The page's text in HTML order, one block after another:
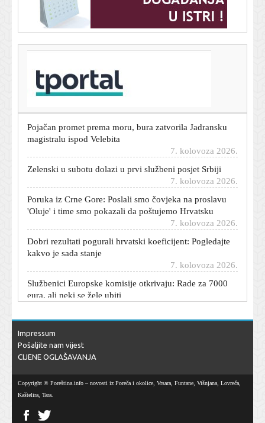
Rijekin heroj donio pobjedu majstorijom, a onda
poručio: 'Nisam zadovoljan'
magistralu ispod Velebita
Zelenski u subotu dolazi u prvi službeni posjet Srbiji
7. kolovoza 2026.
Poruka iz Crne Gore: Poslali smo čovjeka na proslavu
'Oluje' i time smo pokazali da poštujemo Hrvatsku
7. kolovoza 2026.
Dobri rezultati pogurali hrvatski koeficijent: Pogledajte
kakvo je sada stanje
Službenici Europske komisije otkrivaju: Rade za 7000
eura, ali neki se žele ubiti
Sanja Vejnović: 'Vrlo rano sam shvatila da moram
lijepim glumicama'
Evo što je Žalgirisov trener poručio nakon visokog
Impressum
Pošaljite nam vijest
CIJENE OGLAŠAVANJA
Copyright © Poreština.info – novosti iz Poreča i okolice, Vrsara, Funtane, Višnjana, Lovreča,
Kaštelira, Tara.